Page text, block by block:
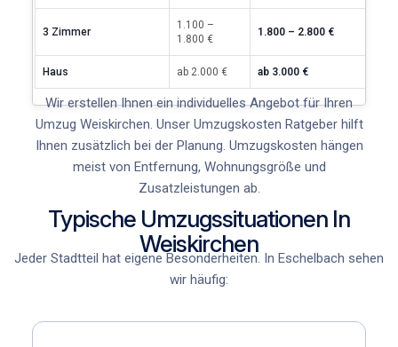
3 Zimmer
1.100 –
1.800 €
1.800 – 2.800 €
Haus ab 2.000 € ab 3.000 €
Wir erstellen Ihnen ein individuelles Angebot für Ihren
Umzug Weiskirchen. Unser Umzugskosten Ratgeberhilft
Ihnen zusätzlich bei der Planung. Umzugskosten hängen
meist von Entfernung, Wohnungsgröße und
Zusatzleistungen ab.
Typische Umzugssituationen In
Weiskirchen
Jeder Stadtteil hat eigene Besonderheiten. In Eschelbach sehen
wir häufig: